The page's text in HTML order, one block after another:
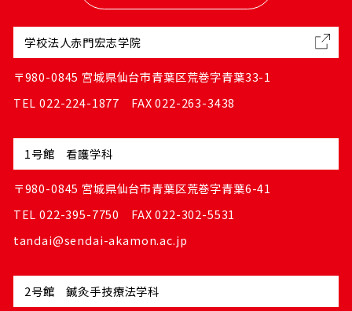
学校法人赤門宏志学院
〒980-0845 宮城県仙台市青葉区荒巻字青葉33-1
TEL 022-224-1877 FAX 022-263-3438
1号館 看護学科
〒980-0845 宮城県仙台市青葉区荒巻字青葉6-41
TEL 022-395-7750 FAX 022-302-5531
tandai@sendai-akamon.ac.jp
2号館 鍼灸手技療法学科